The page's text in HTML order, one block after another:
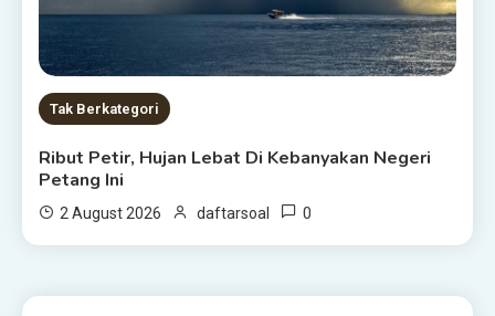
Tak Berkategori
Ribut Petir, Hujan Lebat Di Kebanyakan Negeri
Petang Ini
2 August 2026 daftarsoal 0